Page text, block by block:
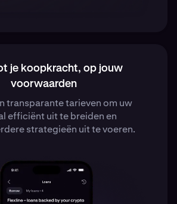
je koopkracht, op jouw
voorwaarden
transparante tarieven om uw
efficiënt uit te breiden en
strategieën uit te voeren.